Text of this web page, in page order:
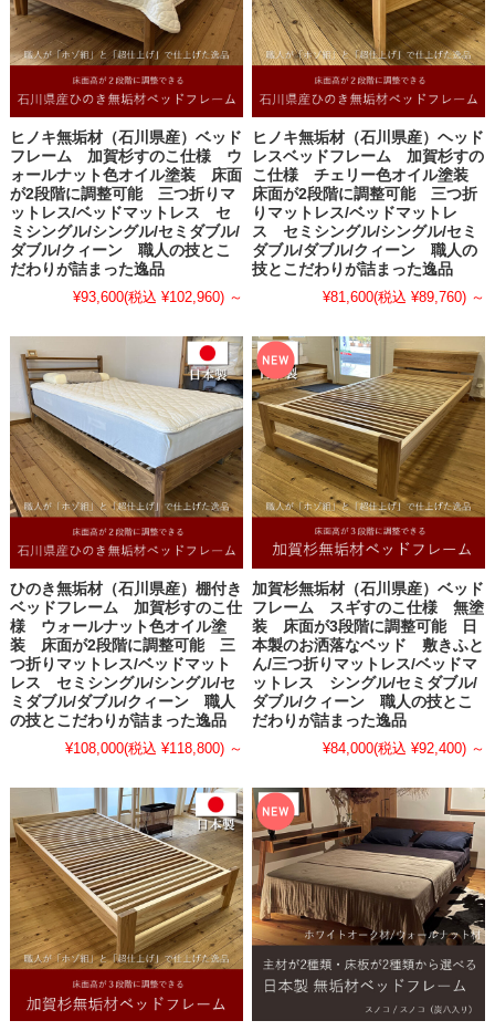
ヒノキ無垢材（石川県産）ベッド
フレーム 加賀杉すのこ仕様 ウ
ォールナット色オイル塗装 床面
が2段階に調整可能 三つ折りマ
ットレス/ベッドマットレス セ
ミシングル/シングル/セミダブル/
ダブル/クィーン 職人の技とこ
だわりが詰まった逸品
¥93,600(税込 ¥102,960) ～
ヒノキ無垢材（石川県産）ヘッド
レスベッドフレーム 加賀杉すの
こ仕様 チェリー色オイル塗装
床面が2段階に調整可能 三つ折
りマットレス/ベッドマットレ
ス セミシングル/シングル/セミ
ダブル/ダブル/クィーン 職人の
技とこだわりが詰まった逸品
¥81,600(税込 ¥89,760) ～
ひのき無垢材（石川県産）棚付き
ベッドフレーム 加賀杉すのこ仕
様 ウォールナット色オイル塗
装 床面が2段階に調整可能 三
つ折りマットレス/ベッドマット
レス セミシングル/シングル/セ
ミダブル/ダブル/クィーン 職人
の技とこだわりが詰まった逸品
¥108,000(税込 ¥118,800) ～
加賀杉無垢材（石川県産）ベッド
フレーム スギすのこ仕様 無塗
装 床面が3段階に調整可能 日
本製のお洒落なベッド 敷きふと
ん/三つ折りマットレス/ベッドマ
ットレス シングル/セミダブル/
ダブル/クィーン 職人の技とこ
だわりが詰まった逸品
¥84,000(税込 ¥92,400) ～